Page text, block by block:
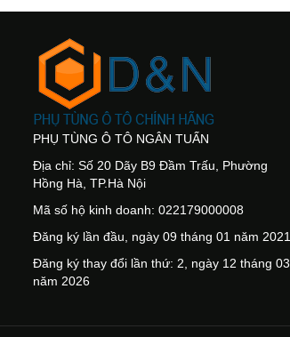
PHỤ TÙNG Ô TÔ NGÂN TUẤN
Địa chỉ: Số 20 Dãy B9 Đầm Trấu, Phường
Hồng Hà, TP.Hà Nội
Mã số hộ kinh doanh: 022179000008
Đăng ký lần đầu, ngày 09 tháng 01 năm 2021
Đăng ký thay đổi lần thứ: 2, ngày 12 tháng 03
năm 2026